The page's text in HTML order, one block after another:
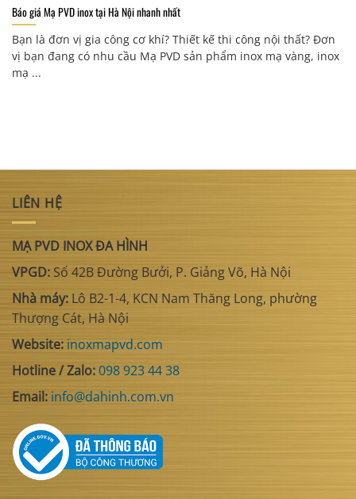
Báo giá Mạ PVD inox tại Hà Nội nhanh nhất
Bạn là đơn vị gia công cơ khí? Thiết kế thi công nội thất? Đơn
vị bạn đang có nhu cầu Mạ PVD sản phẩm inox mạ vàng, inox
mạ ...
LIÊN HỆ
MẠ PVD INOX ĐA HÌNH
VPGD: Số 42B Đường Bưởi, P. Giảng Võ, Hà Nội
Nhà máy: Lô B2-1-4, KCN Nam Thăng Long, phường
Thượng Cát, Hà Nội
Website: inoxmapvd.com
Hotline / Zalo:098 923 44 38
Email: info@dahinh.com.vn